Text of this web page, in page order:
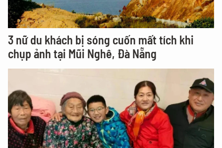
3 nữ du khách bị sóng cuốn mất tích khi
chụp ảnh tại Mũi Nghê, Đà Nẵng